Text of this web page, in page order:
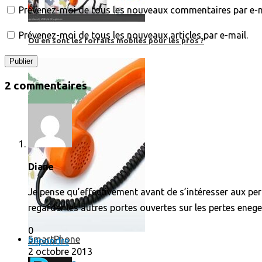
Où en sont les forfaits mobiles pour les pros ?
SmartPhone
Prévenez-moi de tous les nouveaux commentaires par e-
Prévenez-moi de tous les nouveaux articles par e-mail.
2 commentaires
Diane
Je pense qu’effectivement avant de s’intéresser aux
regarder les autres portes ouvertes sur les pertes
0
Répondre
2 octobre 2013